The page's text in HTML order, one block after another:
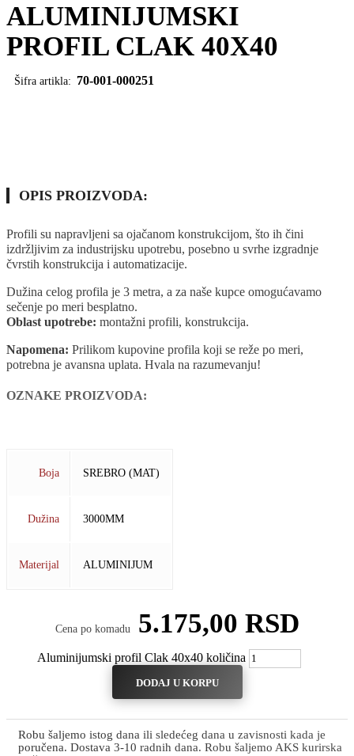
ALUMINIJUMSKI
PROFIL CLAK 40X40
Šifra artikla: 70-001-000251
OPIS PROIZVODA:
Profili su napravljeni sa ojačanom konstrukcijom, što ih čini
izdržljivim za industrijsku upotrebu, posebno u svrhe izgradnje
čvrstih konstrukcija i automatizacije.
Dužina celog profila je 3 metra, a za naše kupce omogućavamo
sečenje po meri besplatno.
Oblast upotrebe: montažni profili, konstrukcija.
Napomena: Prilikom kupovine profila koji se reže po meri,
potrebna je avansna uplata. Hvala na razumevanju!
OZNAKE PROIZVODA:
Boja SREBRO (MAT)
Dužina 3000MM
Materijal ALUMINIJUM
Cena po komadu 5.175,00 RSD
Aluminijumski profil Clak 40x40 količina
DODAJ U KORPU
Robu šaljemo istog dana ili sledećeg dana u zavisnosti kada je
poručena. Dostava 3-10 radnih dana. Robu šaljemo AKS kurirska